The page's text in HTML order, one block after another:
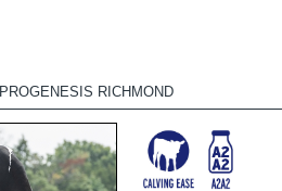
PROGENESIS RICHMOND